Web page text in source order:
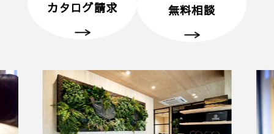
・未成年者様のみのご来場は対象外とさせていただ
■ 個人情報の取り扱いについて
・ご入力いただきました情報は「プライバシーポリ
」に従って取り扱われます。
カタログ請求 無料相談